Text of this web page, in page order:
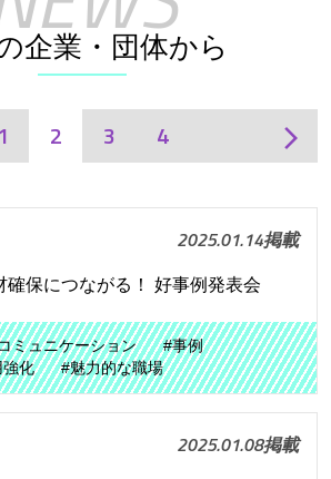
企業・団体から
1 2 3 4 arrow_forward_ios
2025.01.14掲載
確保につながる！ 好事例発表会
ミュニケーション
#事例
強化 #魅力的な職場
2025.01.08掲載